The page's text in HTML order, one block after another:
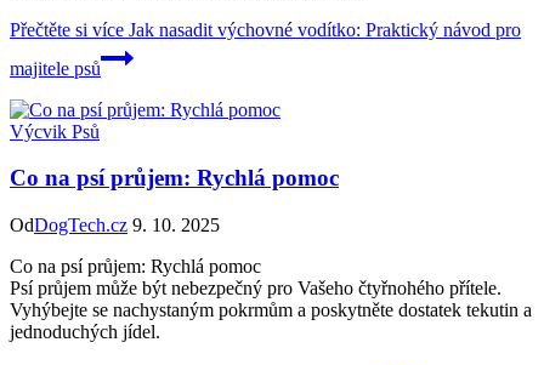
Přečtěte si více Jak nasadit výchovné vodítko: Praktický návod pro
majitele psů
Výcvik Psů
Co na psí průjem: Rychlá pomoc
OdDogTech.cz 9. 10. 2025
Co na psí průjem: Rychlá pomoc
Psí průjem může být nebezpečný pro Vašeho čtyřnohého přítele.
Vyhýbejte se nachystaným pokrmům a poskytněte dostatek tekutin a
jednoduchých jídel.